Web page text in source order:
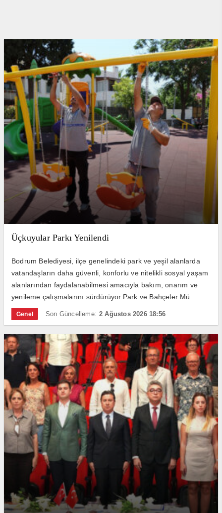
Üçkuyular Parkı Yenilendi
Bodrum Belediyesi, ilçe genelindeki park ve yeşil alanlarda
vatandaşların daha güvenli, konforlu ve nitelikli sosyal yaşam
alanlarından faydalanabilmesi amacıyla bakım, onarım ve
yenileme çalışmalarını sürdürüyor.Park ve Bahçeler Mü...
Genel Son Güncelleme: 2 Ağustos 2026 18:56